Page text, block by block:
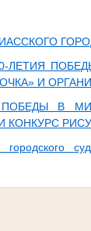
ЛЕТИЯ
И
В
КОНКУРС
городского